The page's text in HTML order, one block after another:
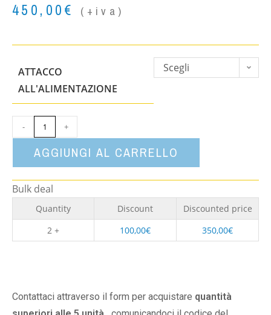
450,00€ (+iva)
ATTACCO
ALL'ALIMENTAZIONE
Scegli
- +
AGGIUNGI AL CARRELLO
Bulk deal
Quantity Discount
Discounted price
2 +
100,00€ 350,00€
Contattaci attraverso il form per acquistare quantità